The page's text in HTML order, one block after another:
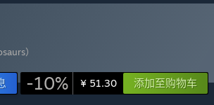
）
-10% ¥ 51.30 添加至购物车